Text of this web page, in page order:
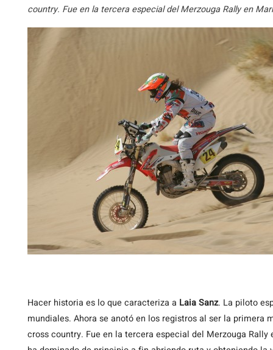
country. Fue en la tercera especial del Merzouga Rally en
Hacer historia es lo que caracteriza a Laia Sanz. La piloto
mundiales. Ahora se anotó en los registros al ser la primera
cross country. Fue en la tercera especial del Merzouga